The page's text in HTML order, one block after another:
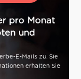
pro Monat
und
E-Mails zu. Sie
erhalten Sie